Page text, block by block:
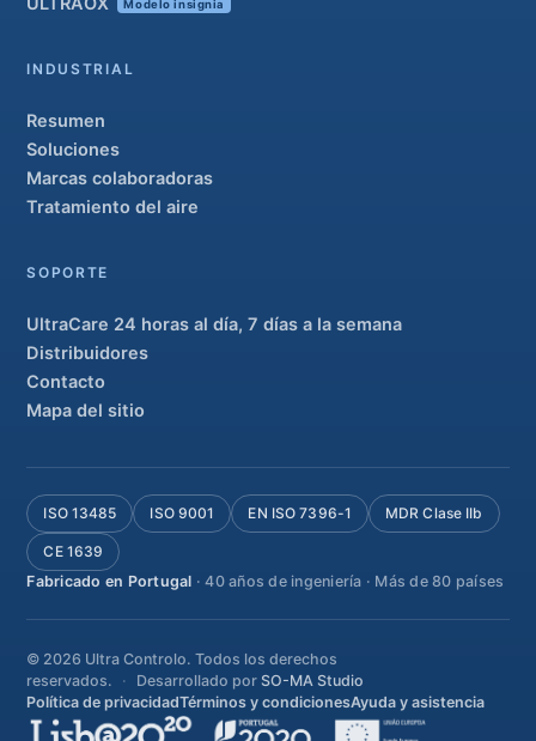
Modelo insignia
INDUSTRIAL
Resumen
Soluciones
Marcas colaboradoras
Tratamiento del aire
SOPORTE
UltraCare 24 horas al día, 7 días a la semana
Distribuidores
Contacto
Mapa del sitio
ISO 13485 ISO 9001 EN ISO 7396-1 MDR Clase IIb
CE 1639
Fabricado en Portugal · 40 años de ingeniería · Más de 80 países
© 2026 Ultra Controlo. Todos los derechos
reservados.
Desarrollado porSO-MA Studio
Política de privacidadTérminos y condicionesAyuda y asistencia